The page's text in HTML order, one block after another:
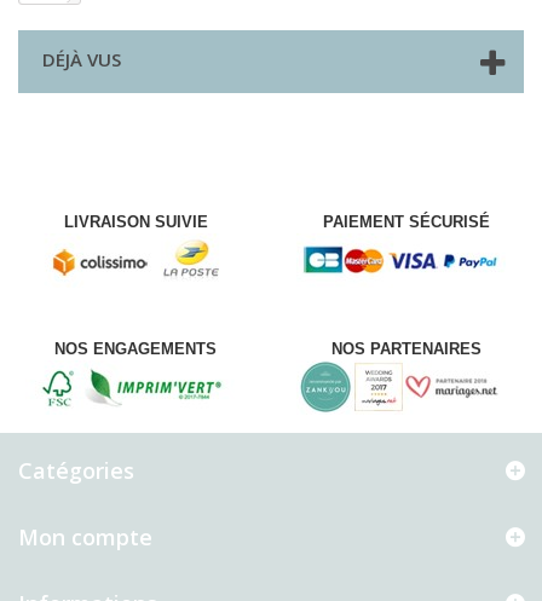
DÉJÀ VUS
LIVRAISON SUIVIE PAIEMENT SÉCURISÉ
NOS ENGAGEMENTS NOS PARTENAIRES
Catégories
Mon compte